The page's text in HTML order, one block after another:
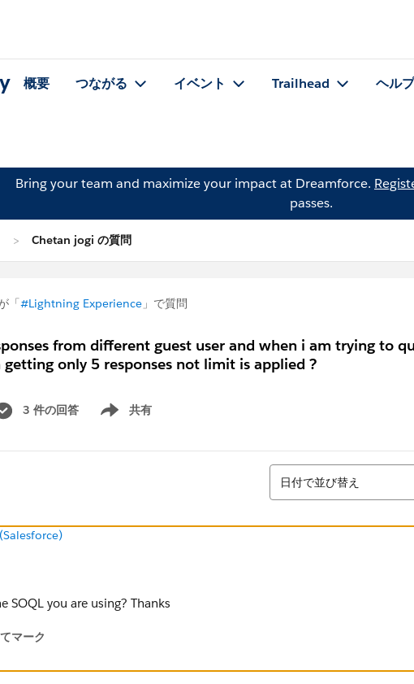
概要 つながる イベント Trailhead ヘルプ
Bring your team and maximize your impact at Dreamforce.
passes.
Chetan jogi の質問
「#Lightning Experience 」で質問
from different guest user and when i am trying to
only 5 responses not limit is applied ?
3 件の回答 共有
Show menu
並び替え
日付で並び替え
SOQL you are using? Thanks
マーク